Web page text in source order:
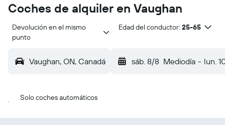
Coches de alquiler en Vaughan
Devolución en el mismo
punto
Edad del conductor: 25-65
Vaughan, ON, Canadá sáb. 8/8 Mediodía - lun.
Solo coches automáticos